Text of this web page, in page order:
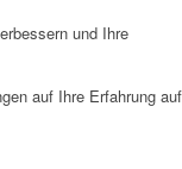
und Ihre
auf Ihre Erfahrung auf